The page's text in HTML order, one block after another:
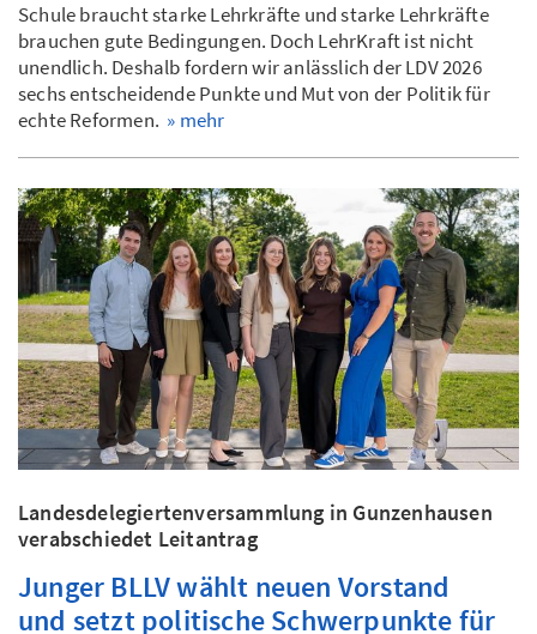
Schule braucht starke Lehrkräfte und starke Lehrkräfte
brauchen gute Bedingungen. Doch LehrKraft ist nicht
unendlich. Deshalb fordern wir anlässlich der LDV 2026
sechs entscheidende Punkte und Mut von der Politik für
echte Reformen. » mehr
Landesdelegiertenversammlung in Gunzenhausen
verabschiedet Leitantrag
Junger BLLV wählt neuen Vorstand
und setzt politische Schwerpunkte für